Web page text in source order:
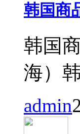
韩国商
韩国
海）
admin